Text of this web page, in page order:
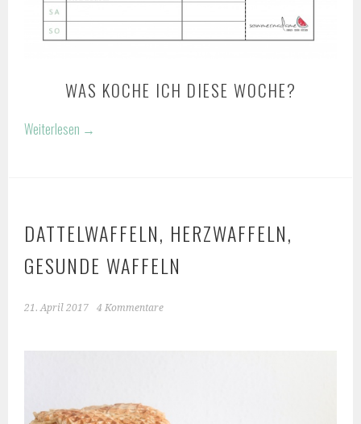
WAS KOCHE ICH DIESE WOCHE?
Weiterlesen →
DATTELWAFFELN, HERZWAFFELN,
GESUNDE WAFFELN
21. April 2017 4 Kommentare